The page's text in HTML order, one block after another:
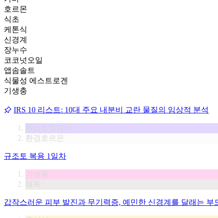
호르몬
식초
케톤식
신경계
장누수
코코넛오일
앱솜솔트
식물성 에스트로겐
기생충
IRS 10 리스트: 10대 주요 내분비 교란 물질의 임상적 분석
에스트로제닉
환경호르몬
규조토 복용 1일차
기생충
갑작스러운 피부 발진과 무기력증, 예민한 신경계를 달래는 부